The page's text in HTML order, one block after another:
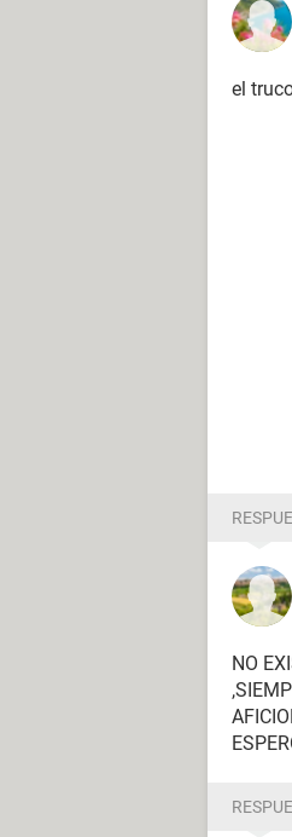
el
NO